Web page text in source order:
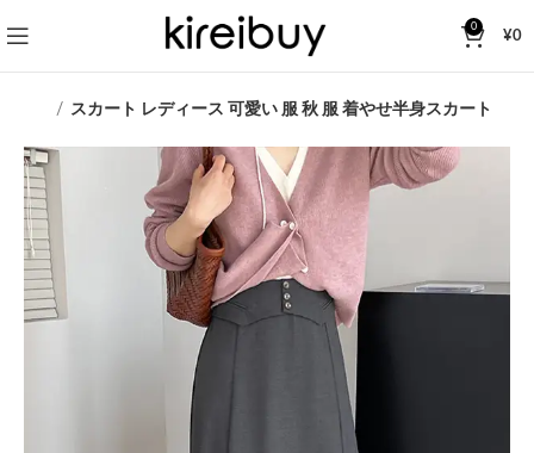
0
¥0
スカート レディース 可愛い 服 秋 服 着やせ半身スカート